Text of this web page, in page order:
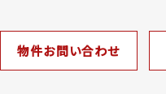
物件お問い合わせ